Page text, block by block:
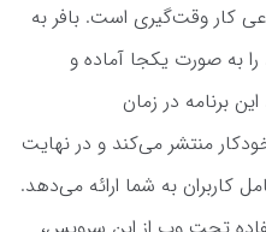
کار وقت‌گیری است. بافر به
به صورت یکجا آماده و
برنامه در زمان
منتشر می‌کند و در نهایت
کاربران به شما ارائه می‌دهد.